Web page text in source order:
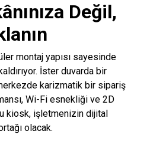
Değil,
montaj yapısı sayesinde
İster duvarda bir
karizmatik bir sipariş
Wi-Fi esnekliği ve 2D
kiosk, işletmenizin dijital
olacak.